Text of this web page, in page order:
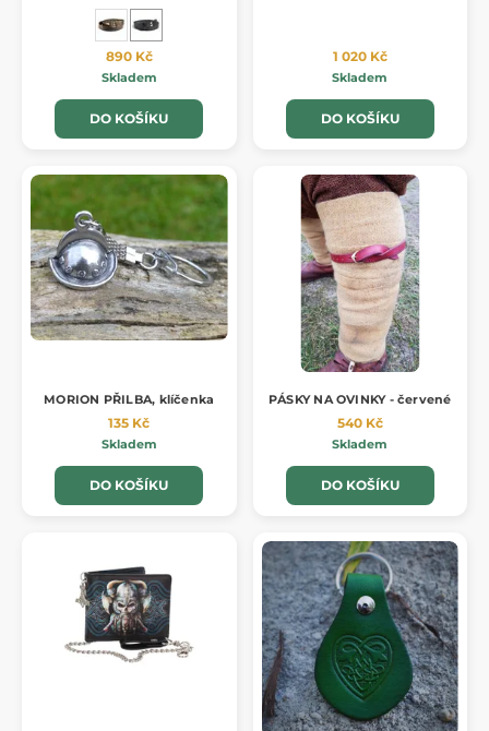
890 Kč
Skladem
DO KOŠÍKU
1 020 Kč
Skladem
DO KOŠÍKU
MORION PŘILBA, klíčenka
135 Kč
Skladem
DO KOŠÍKU
PÁSKY NA OVINKY - červené
540 Kč
Skladem
DO KOŠÍKU